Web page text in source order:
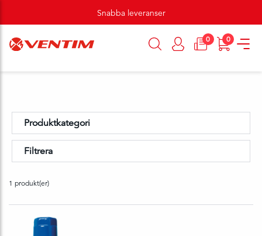
Snabba leveranser
0 0
Produktkategori
Filtrera
1 produkt(er)